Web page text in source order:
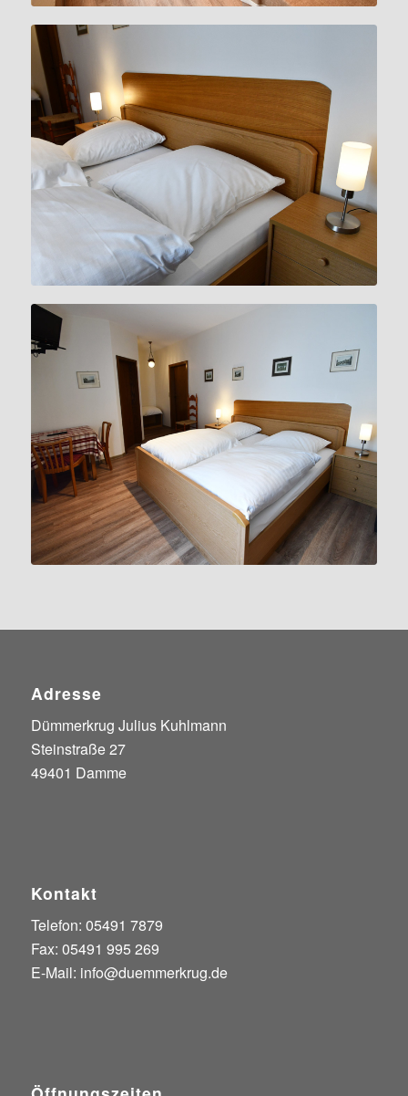
Adresse
Dümmerkrug Julius Kuhlmann
Steinstraße 27
49401 Damme
Kontakt
Telefon: 05491 7879
Fax: 05491 995 269
E-Mail: info@duemmerkrug.de